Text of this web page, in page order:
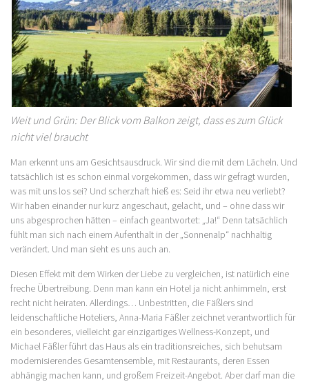
Weit und Grün: Der Blick vom Balkon zeigt, dass es zum Glück
nicht viel braucht
Man erkennt uns am Gesichtsausdruck. Wir sind die mit dem Lächeln. Und
tatsächlich ist es schon einmal vorgekommen, dass wir gefragt wurden,
was mit uns los sei? Und scherzhaft hieß es: Seid ihr etwa neu verliebt?
Wir haben einander nur kurz angeschaut, gelacht, und – ohne dass wir
uns abgesprochen hätten – einfach geantwortet: „Ja!“ Denn tatsächlich
fühlt man sich nach einem Aufenthalt in der „Sonnenalp“ nachhaltig
verändert. Und man sieht es uns auch an.
Diesen Effekt mit dem Wirken der Liebe zu vergleichen, ist natürlich eine
freche Übertreibung. Denn man kann ein Hotel ja nicht anhimmeln, erst
recht nicht heiraten. Allerdings… Unbestritten, die Fäßlers sind
leidenschaftliche Hoteliers, Anna-Maria Fäßler zeichnet verantwortlich für
ein besonderes, vielleicht gar einzigartiges Wellness-Konzept, und
Michael Fäßler führt das Haus als ein traditionsreiches, sich behutsam
modernisierendes Gesamtensemble, mit Restaurants, deren Essen
abhängig machen kann, und großem Freizeit-Angebot. Aber darf man die